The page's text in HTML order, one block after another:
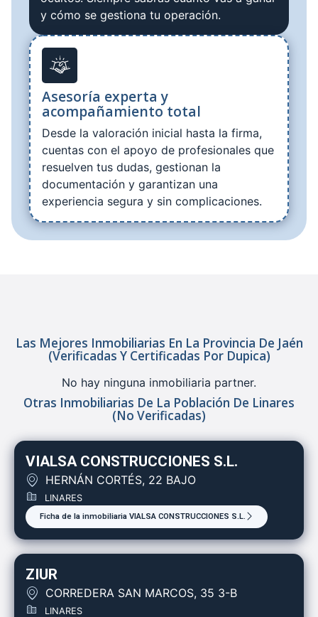
y cómo se gestiona tu operación.
Asesoría experta y
acompañamiento total
Desde la valoración inicial hasta la firma,
cuentas con el apoyo de profesionales que
resuelven tus dudas, gestionan la
documentación y garantizan una
experiencia segura y sin complicaciones.
Las Mejores Inmobiliarias En La Provincia De Jaén
(verificadas Y Certificadas Por Dupica)
No hay ninguna inmobiliaria partner.
Otras Inmobiliarias De La Población De Linares
(no Verificadas)
VIALSA CONSTRUCCIONES S.L.
HERNÁN CORTÉS, 22 BAJO
LINARES
Ficha de la inmobiliaria VIALSA CONSTRUCCIONES S.L.
ZIUR
CORREDERA SAN MARCOS, 35 3-B
LINARES